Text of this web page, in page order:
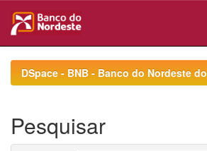
navigationDSpace - BNB - Banco do Nordeste
Pesquisar